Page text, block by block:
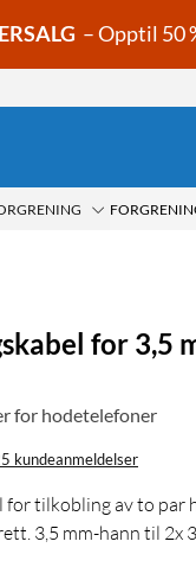
– Opptil 50
for 3,5
for hodetelefoner
kundeanmeldelser
for tilkobling av to par
3,5 mm-hann til 2x